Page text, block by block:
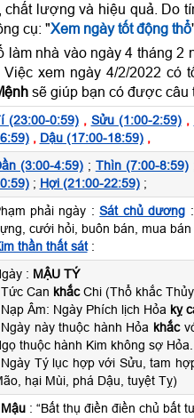
lượng và hiệu quả. Do
cụ: "Xem ngày tốt động thổ
làm nhà vào ngày 4 tháng
xem ngày 4/2/2022
sẽ giúp bạn có được câu
(23:00-0:59), Sửu (1:00-2:59),
, Dậu (17:00-18:59),
(3:00-4:59); Thìn (7:00-8:59)
; Hợi (21:00-22:59);
phải ngày : Sát chủ dương
cưới hỏi, buôn bán, mua bán
thần thất sát:
: MẬU TÝ
Can khắcChi (Thổ khắc
Âm: Ngày Phích lịch Hỏa kỵ
này thuộc hành Hỏa khắc
thuộc hành Kim không sợ Hỏa.
Tý lục hợp với Sửu, tam
hại Mùi, phá Dậu, tuyệt Tỵ)
Mậu: “Bất thụ điền điền chủ bất